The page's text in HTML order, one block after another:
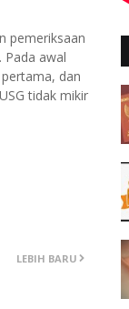
pemeriksaan
Pada awal
dan
tidak mikir
LEBIH BARU